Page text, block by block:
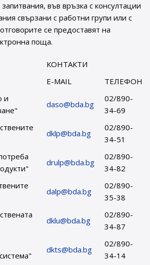
във връзка с консултации
свързани с работни групи или с
се предоставят на
поща.
КОНТАКТИ
E-MAIL
ТЕЛЕФОН
и
daso@bda.bg
02/890-
34-69
dklp@bda.bg
02/890-
34-51
drulp@bda.bg
02/890-
34-82
dalp@bda.bg
02/890-
35-38
dklu@bda.bg
02/890-
34-87
dkts@bda.bg
02/890-
34-14